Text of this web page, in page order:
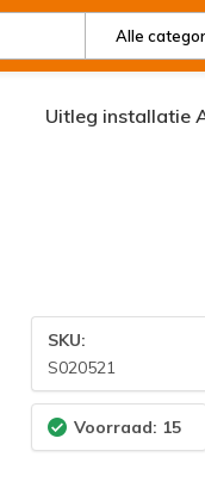
Alle
Uitleg installatie
SKU:
S020521
Voorraad: 15